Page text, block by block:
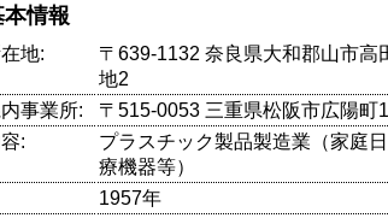
情報
地:
〒639-1132 奈良県大和郡山市高
地2
事業所:
〒515-0053 三重県松阪市広陽町
:
プラスチック製品製造業（家庭
療機器等）
1957年